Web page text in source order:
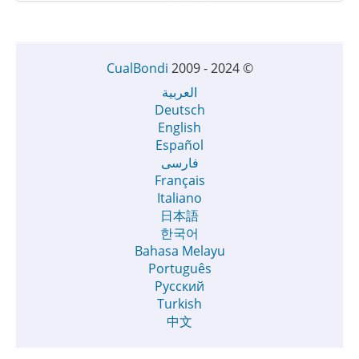
©
CualBondi 2009 - 2024
العربية
Deutsch
English
Español
فارسی
Français
Italiano
日本語
한국어
Bahasa Melayu
Português
Русский
Turkish
中文